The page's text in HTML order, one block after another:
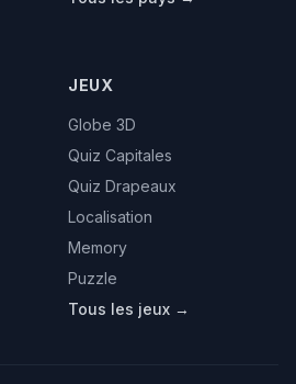
JEUX
Globe 3D
Quiz Capitales
Quiz Drapeaux
Localisation
Memory
Puzzle
Tous les jeux →